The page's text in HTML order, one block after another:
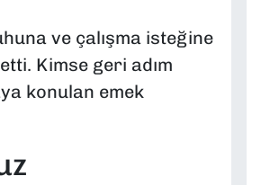
ve çalışma isteğine
Kimse geri adım
konulan emek